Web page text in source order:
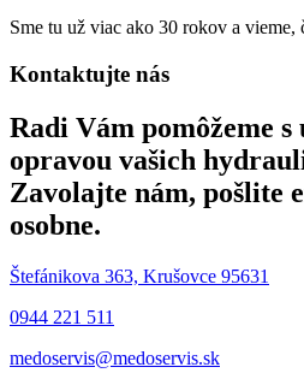
Sme tu už viac ako 30 rokov a vieme,
Kontaktujte nás
Radi Vám pomôžeme s
opravou vašich
Zavolajte nám, pošlite
osobne.
Štefánikova 363, Krušovce 95631
0944 221 511
medoservis@medoservis.sk